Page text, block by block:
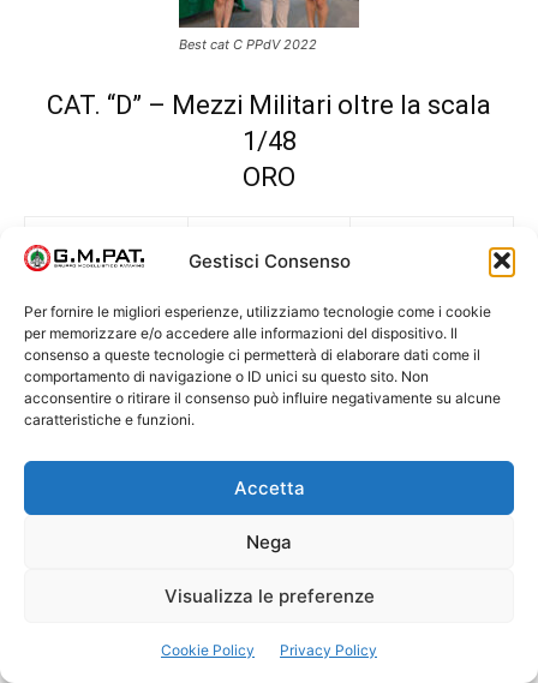
Gestisci Consenso
Per fornire le migliori esperienze, utilizziamo tecnologie come i cookie
per memorizzare e/o accedere alle informazioni del dispositivo. Il
consenso a queste tecnologie ci permetterà di elaborare dati come il
comportamento di navigazione o ID unici su questo sito. Non
acconsentire o ritirare il consenso può influire negativamente su alcune
caratteristiche e funzioni.
Accetta
Nega
Visualizza le preferenze
Cookie Policy Privacy Policy
Best cat C PPdV 2022
CAT. “D” – Mezzi Militari oltre la scala
1/48
ORO
Mirco Marcato Red Devils
Csaba Torok
MMSF
Display
Paolo Sette
Red Devils
Display
Andrea Viviani
privato Displayy